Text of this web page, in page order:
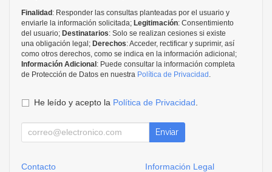
Finalidad : Responder las consultas planteadas por el usuario y
enviarle la información solicitada; Legitimación: Consentimiento
del usuario; Destinatarios: Solo se realizan cesiones si existe
una obligación legal; Derechos: Acceder, rectificar y suprimir, así
como otros derechos, como se indica en la información adicional;
Información Adicional : Puede consultar la información completa
de Protección de Datos en nuestra Política de Privacidad
He leído y acepto la Política de Privacidad
Enviar
Contacto
Información Legal